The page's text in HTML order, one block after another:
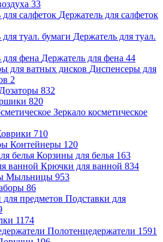
33
Держатель для салфеток
Держатель для туал.
Держатель для фена 44
Диспенсеры для
2
Дозаторы 832
820
Зеркало косметическое
710
Контейнеры 120
Корзины для белья 163
Крючки для ванной 834
Мыльницы 953
86
Подставки для
1174
Полотенцедержатели 1591